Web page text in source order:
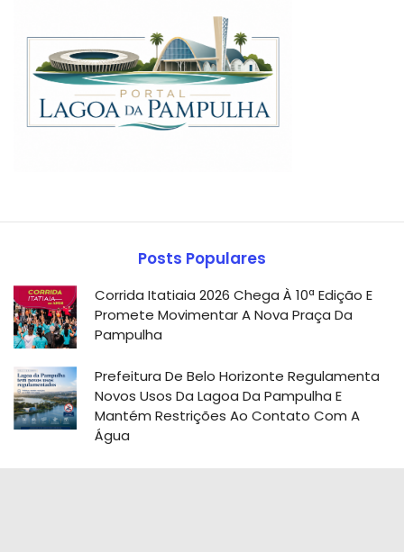
Posts Populares
Corrida Itatiaia 2026 Chega À 10ª Edição E
Promete Movimentar A Nova Praça Da
Pampulha
Prefeitura De Belo Horizonte Regulamenta
Novos Usos Da Lagoa Da Pampulha E
Mantém Restrições Ao Contato Com A
Água